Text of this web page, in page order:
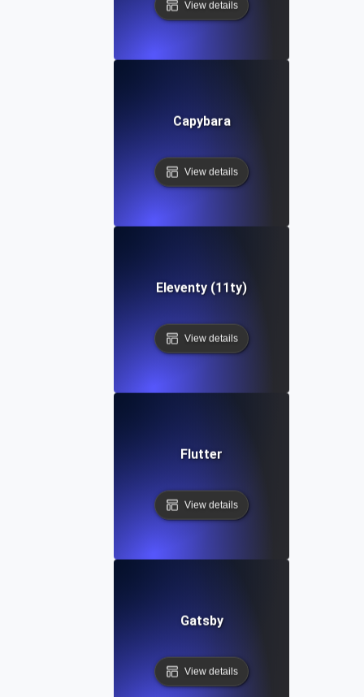
View details
Capybara
View details
Eleventy (11ty)
View details
Flutter
View details
Gatsby
View details